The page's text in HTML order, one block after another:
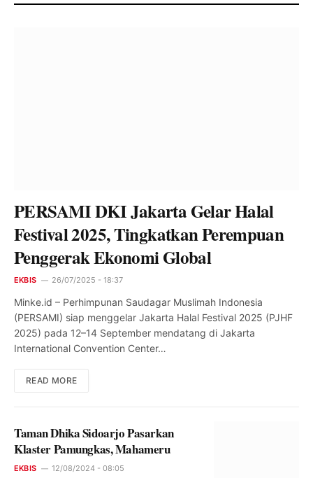
PERSAMI DKI Jakarta Gelar Halal
Festival 2025, Tingkatkan Perempuan
Penggerak Ekonomi Global
EKBIS 26/07/2025 - 18:37
Minke.id – Perhimpunan Saudagar Muslimah Indonesia
(PERSAMI) siap menggelar Jakarta Halal Festival 2025 (PJHF
2025) pada 12–14 September mendatang di Jakarta
International Convention Center…
READ MORE
Taman Dhika Sidoarjo Pasarkan
Klaster Pamungkas, Mahameru
EKBIS 12/08/2024 - 08:05